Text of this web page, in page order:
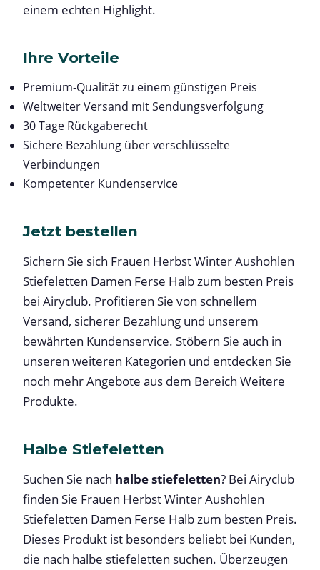
einem echten Highlight.
Ihre Vorteile
Premium-Qualität zu einem günstigen Preis
Weltweiter Versand mit Sendungsverfolgung
30 Tage Rückgaberecht
Sichere Bezahlung über verschlüsselte
Verbindungen
Kompetenter Kundenservice
Jetzt bestellen
Sichern Sie sich Frauen Herbst Winter Aushohlen
Stiefeletten Damen Ferse Halb zum besten Preis
bei Airyclub. Profitieren Sie von schnellem
Versand, sicherer Bezahlung und unserem
bewährten Kundenservice. Stöbern Sie auch in
unseren weiteren Kategorien und entdecken Sie
noch mehr Angebote aus dem Bereich Weitere
Produkte.
Halbe Stiefeletten
Suchen Sie nach halbe stiefeletten? Bei Airyclub
finden Sie Frauen Herbst Winter Aushohlen
Stiefeletten Damen Ferse Halb zum besten Preis.
Dieses Produkt ist besonders beliebt bei Kunden,
die nach halbe stiefeletten suchen. Überzeugen